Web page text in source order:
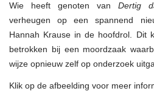
Wie heeft genoten van Dertig
verheugen op een spannend
Hannah Krause in de hoofdrol. Dit
betrokken bij een moordzaak
wijze opnieuw zelf op onderzoek
Klik op de afbeelding voor meer